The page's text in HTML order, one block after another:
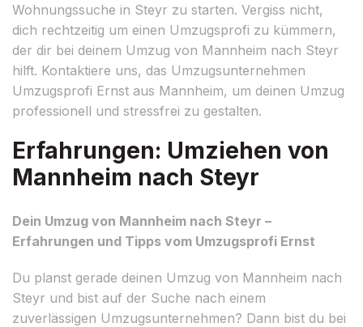
Wohnungssuche in Steyr zu starten. Vergiss nicht,
dich rechtzeitig um einen Umzugsprofi zu kümmern,
der dir bei deinem Umzug von Mannheim nach Steyr
hilft. Kontaktiere uns, das Umzugsunternehmen
Umzugsprofi Ernst aus Mannheim, um deinen Umzug
professionell und stressfrei zu gestalten.
Erfahrungen: Umziehen von
Mannheim nach Steyr
Dein Umzug von Mannheim nach Steyr –
Erfahrungen und Tipps vom Umzugsprofi Ernst
Du planst gerade deinen Umzug von Mannheim nach
Steyr und bist auf der Suche nach einem
zuverlässigen Umzugsunternehmen? Dann bist du bei